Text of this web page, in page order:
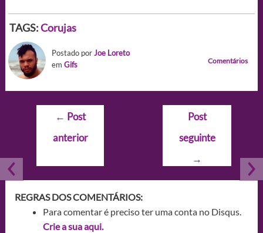
TAGS:Corujas
Postado porJoe Loreto
em Gifs Comentários
Navegação
Post
← Post
anterior
Post
seguinte
→
REGRAS DOS COMENTÁRIOS:
Para comentar é preciso ter uma conta no Disqus.
Crie a sua aqui.